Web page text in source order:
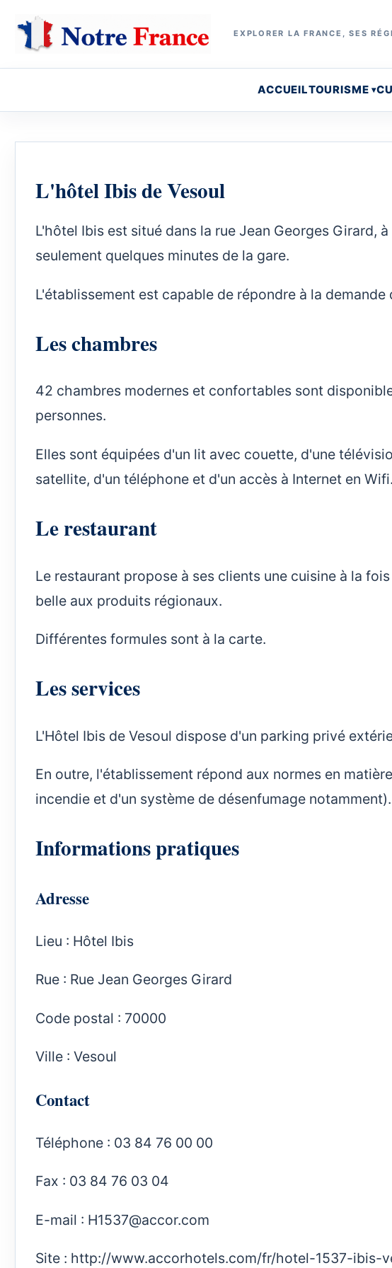
EXPLORER LA FRANCE, SES
ACCUEILTOURISME
L'hôtel Ibis de Vesoul
L'hôtel Ibis est situé dans la rue Jean Georges Girard,
seulement quelques minutes de la gare.
L'établissement est capable de répondre à la
Les chambres
42 chambres modernes et confortables sont
personnes.
Elles sont équipées d'un lit avec couette, d'une
satellite, d'un téléphone et d'un accès à Internet en Wifi.
Le restaurant
Le restaurant propose à ses clients une cuisine à la
belle aux produits régionaux.
Différentes formules sont à la carte.
Les services
L'Hôtel Ibis de Vesoul dispose d'un parking privé
En outre, l'établissement répond aux normes en
incendie et d'un système de désenfumage notamment).
Informations pratiques
Adresse
Lieu : Hôtel Ibis
Rue : Rue Jean Georges Girard
Code postal : 70000
Ville : Vesoul
Contact
Téléphone : 03 84 76 00 00
Fax : 03 84 76 03 04
E-mail : H1537@accor.com
Site : http://www.accorhotels.com/fr/hotel-1537-ibis-